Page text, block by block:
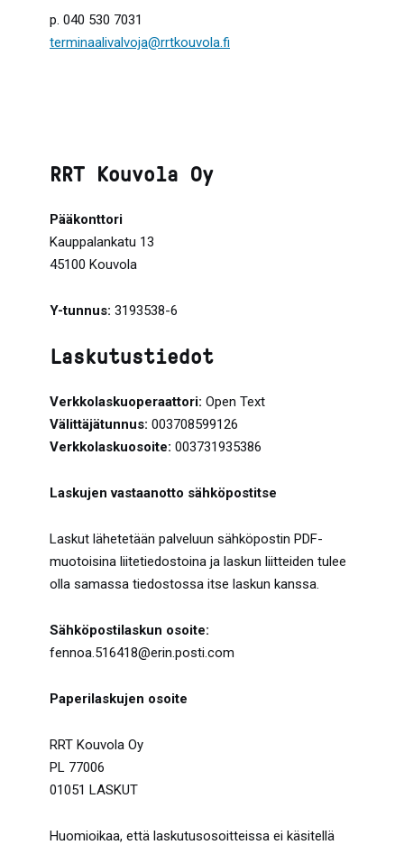
p. 040 530 7031
terminaalivalvoja@rrtkouvola.fi
RRT Kouvola Oy
Pääkonttori
Kauppalankatu 13
45100 Kouvola
Y-tunnus: 3193538-6
Laskutustiedot
Verkkolaskuoperaattori: Open Text
Välittäjätunnus: 003708599126
Verkkolaskuosoite: 003731935386
Laskujen vastaanotto sähköpostitse
Laskut lähetetään palveluun sähköpostin PDF-
muotoisina liitetiedostoina ja laskun liitteiden tulee
olla samassa tiedostossa itse laskun kanssa.
Sähköpostilaskun osoite:
fennoa.516418@erin.posti.com
Paperilaskujen osoite
RRT Kouvola Oy
PL 77006
01051 LASKUT
Huomioikaa, että laskutusosoitteissa ei käsitellä